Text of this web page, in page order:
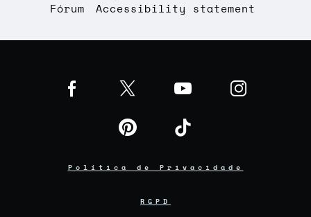
Fórum
Accessibility statement
Política de Privacidade
RGPD